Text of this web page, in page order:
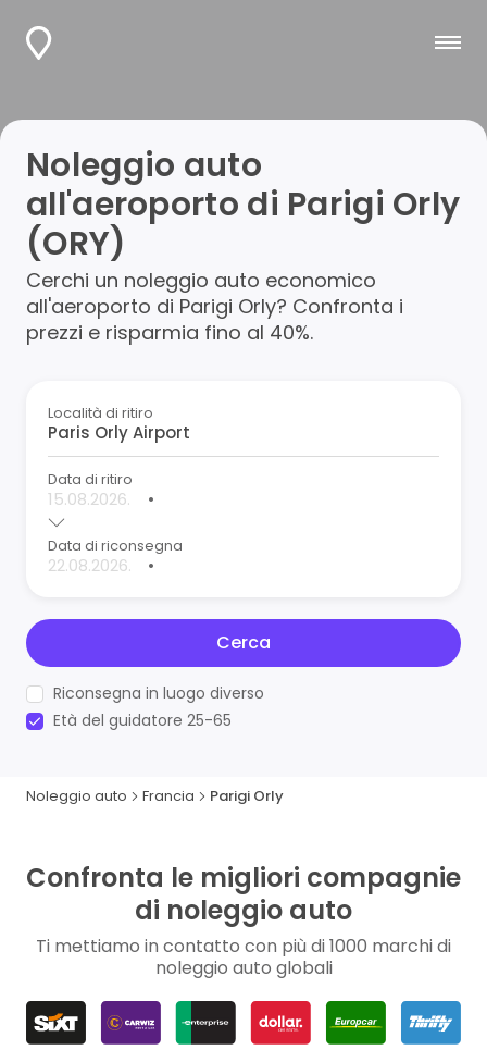
Noleggio auto
all'aeroporto di Parigi Orly
(ORY)
Cerchi un noleggio auto economico
all'aeroporto di Parigi Orly? Confronta i
prezzi e risparmia fino al 40%.
Località di ritiro
Data di ritiro
•
Data di riconsegna
•
Cerca
Riconsegna in luogo diverso
Età del guidatore 25-65
Noleggio auto Francia Parigi Orly
Confronta le migliori compagnie
di noleggio auto
Ti mettiamo in contatto con più di 1000 marchi di
noleggio auto globali